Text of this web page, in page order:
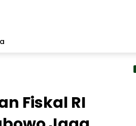
Fiskal RI